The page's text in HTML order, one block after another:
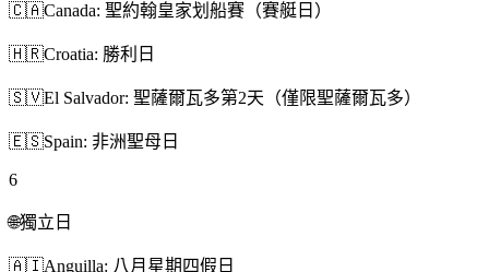
🇨🇦Canada: 聖約翰皇家划船賽（賽艇日）
🇭🇷Croatia: 勝利日
🇸🇻El Salvador: 聖薩爾瓦多第2天（僅限聖薩爾瓦多）
🇪🇸Spain: 非洲聖母日
6
🌐獨立日
🇦🇮Anguilla: 八月星期四假日